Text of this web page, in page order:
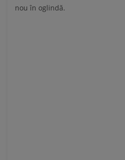
nou în oglindă.